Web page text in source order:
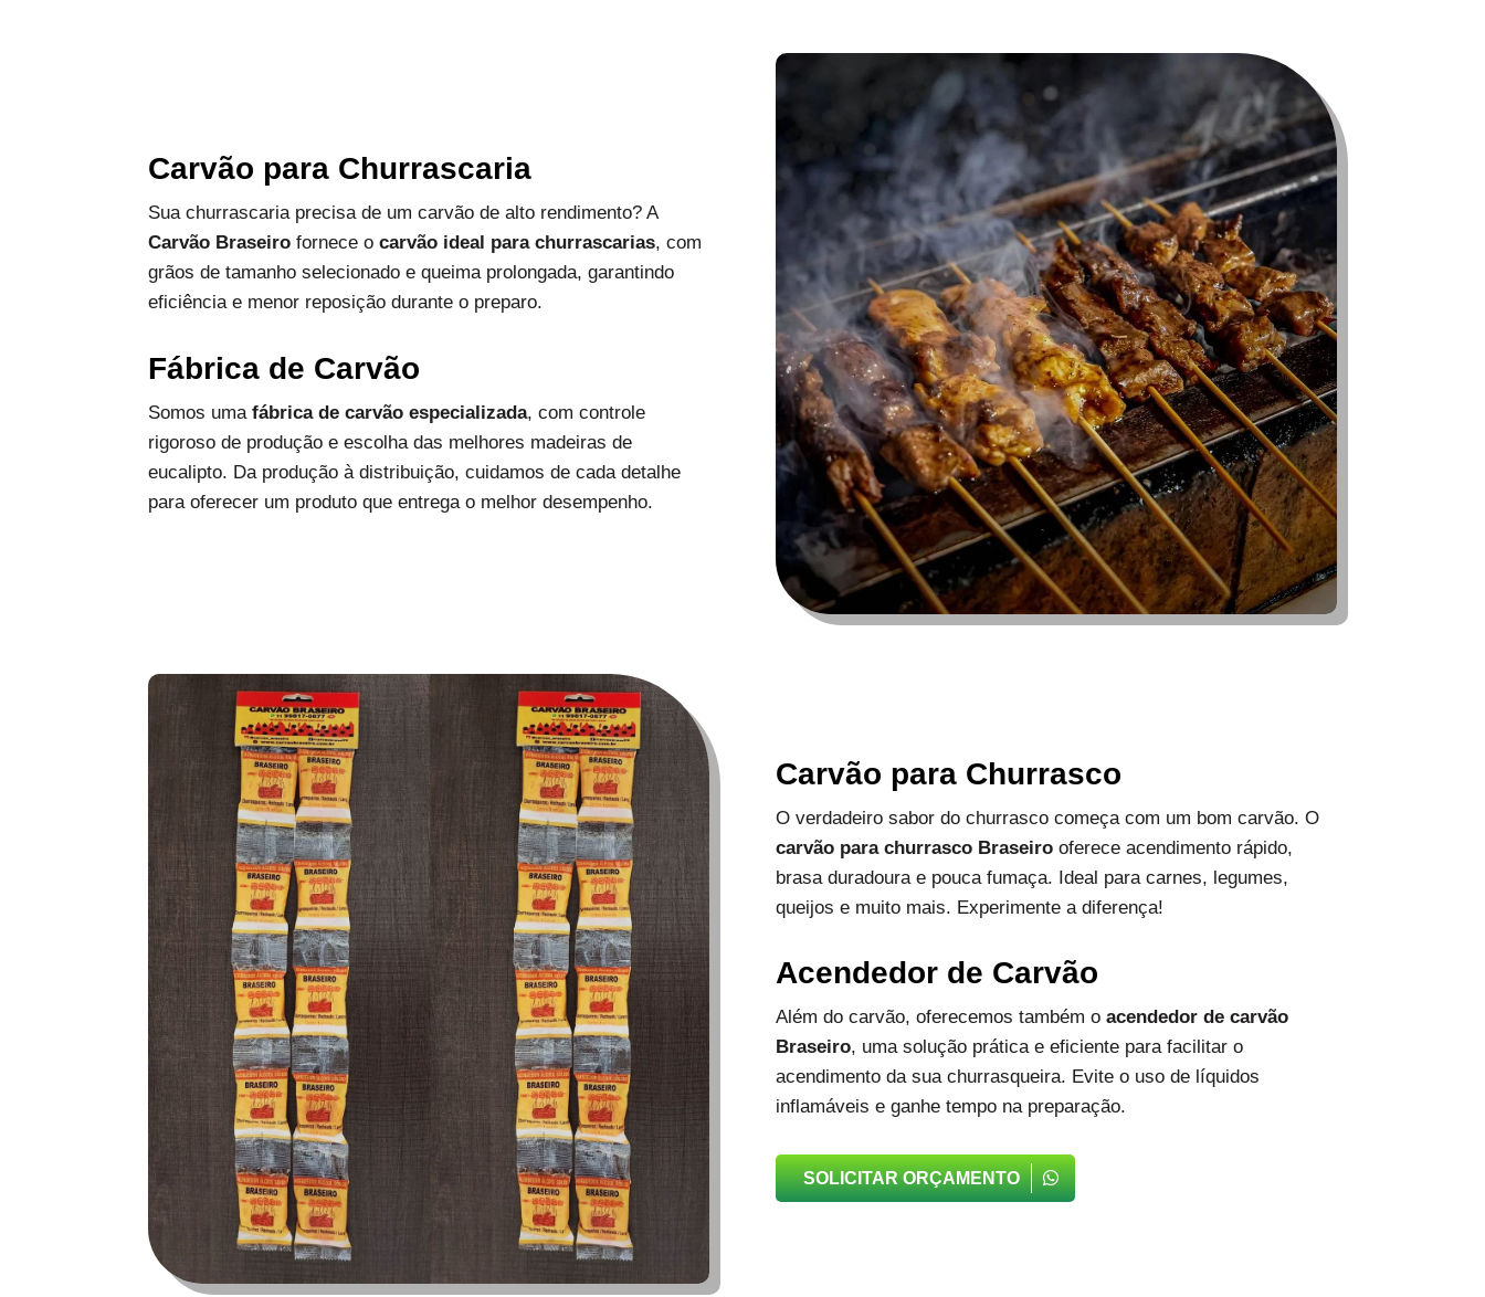
Carvão para Churrascaria
Sua churrascaria precisa de um carvão de alto rendimento? A
Carvão Braseiro fornece ocarvão ideal para churrascarias, com
grãos de tamanho selecionado e queima prolongada, garantindo
eficiência e menor reposição durante o preparo.
Fábrica de Carvão
Somos umafábrica de carvão especializada, com controle
rigoroso de produção e escolha das melhores madeiras de
eucalipto. Da produção à distribuição, cuidamos de cada detalhe
para oferecer um produto que entrega o melhor desempenho.
Carvão para Churrasco
O verdadeiro sabor do churrasco começa com um bom carvão. O
carvão para churrasco Braseirooferece acendimento rápido,
brasa duradoura e pouca fumaça. Ideal para carnes, legumes,
queijos e muito mais. Experimente a diferença!
Acendedor de Carvão
Além do carvão, oferecemos também o acendedor de carvão
Braseiro, uma solução prática e eficiente para facilitar o
acendimento da sua churrasqueira. Evite o uso de líquidos
inflamáveis e ganhe tempo na preparação.
SOLICITAR ORÇAMENTO